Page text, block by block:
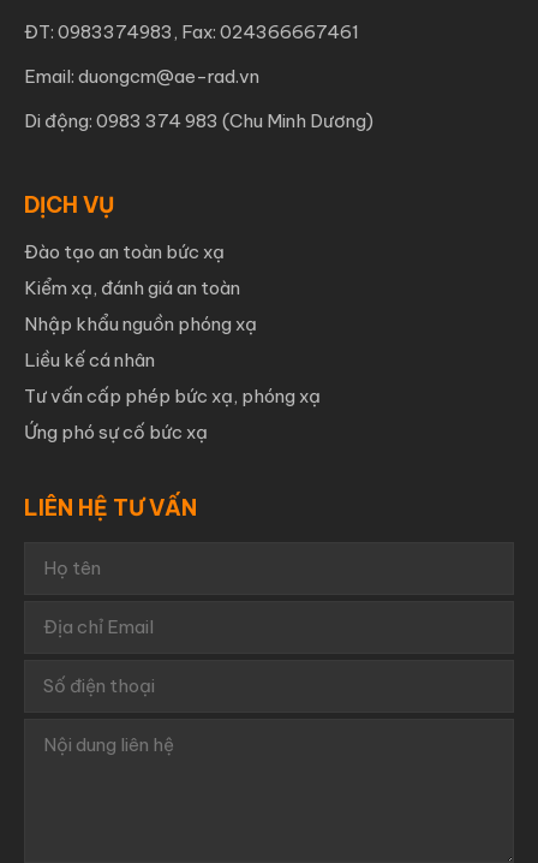
ĐT: 0983374983, Fax: 024366667461
Email: duongcm@ae-rad.vn
Di động: 0983 374 983 (Chu Minh Dương)
DỊCH VỤ
Đào tạo an toàn bức xạ
Kiểm xạ, đánh giá an toàn
Nhập khẩu nguồn phóng xạ
Liều kế cá nhân
Tư vấn cấp phép bức xạ, phóng xạ
Ứng phó sự cố bức xạ
LIÊN HỆ TƯ VẤN